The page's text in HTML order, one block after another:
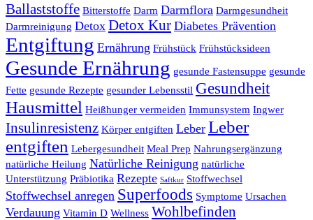
Ballaststoffe Bitterstoffe Darm Darmflora Darmgesundheit
Darmreinigung Detox Detox Kur Diabetes Prävention
Entgiftung Ernährung Frühstück Frühstücksideen
Gesunde Ernährung gesunde Fastensuppe gesunde
Fette gesunde Rezepte gesunder Lebensstil Gesundheit
Hausmittel Heißhunger vermeiden Immunsystem Ingwer
Insulinresistenz Körper entgiften Leber Leber
entgiften Lebergesundheit Meal Prep Nahrungsergänzung
natürliche Heilung Natürliche Reinigung natürliche
Unterstützung Präbiotika Rezepte Saftkur Stoffwechsel
Stoffwechsel anregen Superfoods Symptome Ursachen
Verdauung Vitamin D Wellness Wohlbefinden